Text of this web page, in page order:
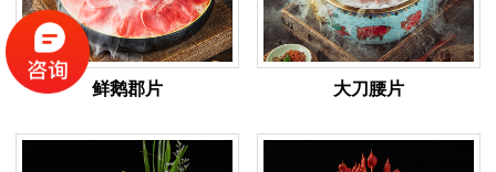
鲜鹅郡片 大刀腰片